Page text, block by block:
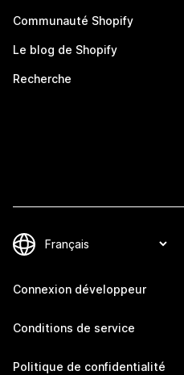
Communauté Shopify
Le blog de Shopify
Recherche
Connexion développeur
Conditions de service
Politique de confidentialité